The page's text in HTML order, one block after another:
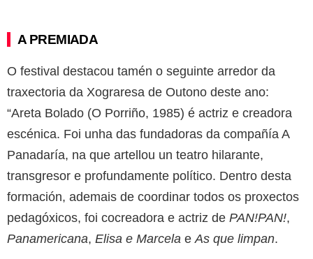
A PREMIADA
O festival destacou tamén o seguinte arredor da
traxectoria da Xograresa de Outono deste ano:
“Areta Bolado (O Porriño, 1985) é actriz e creadora
escénica. Foi unha das fundadoras da compañía A
Panadaría, na que artellou un teatro hilarante,
transgresor e profundamente político. Dentro desta
formación, ademais de coordinar todos os proxectos
pedagóxicos, foi cocreadora e actriz de PAN!PAN!,
Panamericana, Elisa e Marcela e As que limpan.